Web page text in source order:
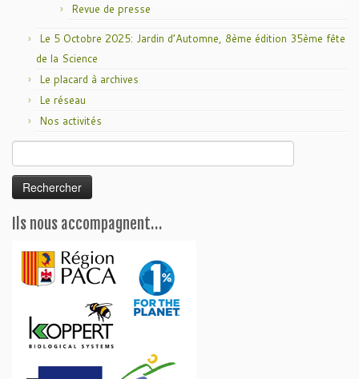
Revue de presse
Le 5 Octobre 2025: Jardin d’Automne, 8ème édition 35ème fête
de la Science
Le placard à archives
Le réseau
Nos activités
Ils nous accompagnent…